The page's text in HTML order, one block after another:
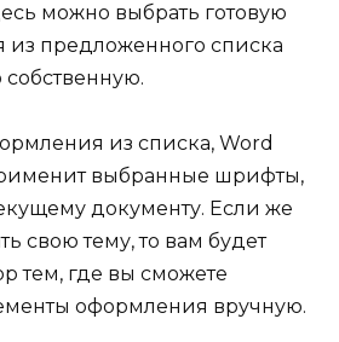
можно выбрать готовую
предложенного списка
из списка, Word
выбранные шрифты,
документу. Если же
свою тему, то вам будет
тем, где вы сможете
оформления вручную.